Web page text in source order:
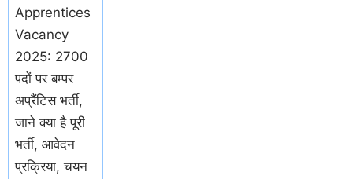
Apprentices
Vacancy
2025: 2700
पदों पर बम्पर
अप्रैंटिस भर्ती,
जाने क्या है पूरी
भर्ती, आवेदन
प्रक्रिया, चयन